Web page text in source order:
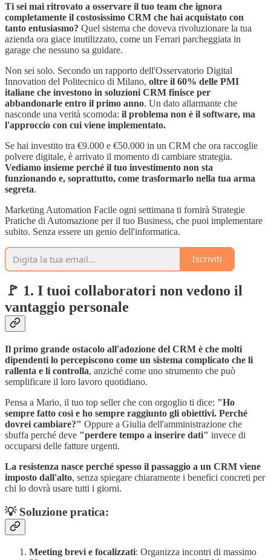
Ti sei mai ritrovato a osservare il tuo team che ignora
completamente il costosissimo CRM che hai acquistato con
tanto entusiasmo? Quel sistema che doveva rivoluzionare la tua
azienda ora giace inutilizzato, come un Ferrari parcheggiata in
garage che nessuno sa guidare.
Non sei solo. Secondo un rapporto dell'Osservatorio Digital
Innovation del Politecnico di Milano, oltre il 60% delle PMI
italiane che investono in soluzioni CRM finisce per
abbandonarle entro il primo anno. Un dato allarmante che
nasconde una verità scomoda: il problema non è il software, ma
l'approccio con cui viene implementato.
Se hai investito tra €9.000 e €50.000 in un CRM che ora raccoglie
polvere digitale, è arrivato il momento di cambiare strategia.
Vediamo insieme perché il tuo investimento non sta
funzionando e, soprattutto, come trasformarlo nella tua arma
segreta.
Marketing Automation Facile ogni settimana ti fornirà Strategie
Pratiche di Automazione per il tuo Business, che puoi implementare
subito. Senza essere un genio dell'informatica.
Iscriviti
🚩 1. I tuoi collaboratori non vedono il
vantaggio personale
Il primo grande ostacolo all'adozione del CRM è che molti
dipendenti lo percepiscono come un sistema complicato che li
rallenta e li controlla, anziché come uno strumento che può
semplificare il loro lavoro quotidiano.
Pensa a Mario, il tuo top seller che con orgoglio ti dice: "Ho
sempre fatto così e ho sempre raggiunto gli obiettivi. Perché
dovrei cambiare?" Oppure a Giulia dell'amministrazione che
sbuffa perché deve "perdere tempo a inserire dati" invece di
occuparsi delle fatture urgenti.
La resistenza nasce perché spesso il passaggio a un CRM viene
imposto dall'alto, senza spiegare chiaramente i benefici concreti per
chi lo dovrà usare tutti i giorni.
💡 Soluzione pratica:
Meeting brevi e focalizzati: Organizza incontri di massimo